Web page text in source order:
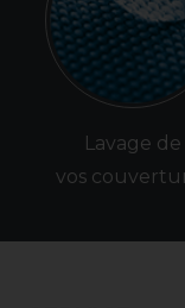
Lavage de
vos